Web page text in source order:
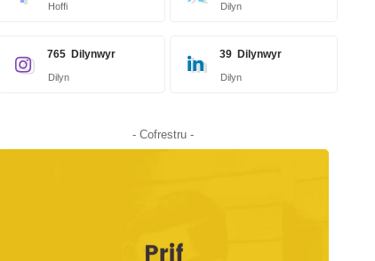
Hoffi Dilyn
765 Dilynwyr
Dilyn
39 Dilynwyr
Dilyn
- Cofrestru -